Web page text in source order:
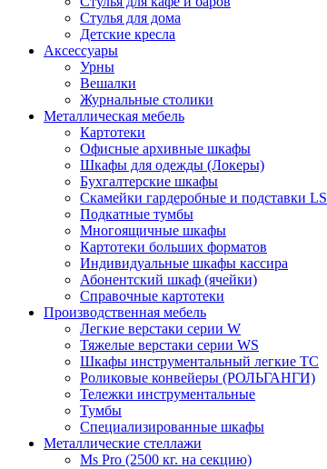
Стулья для дома
Детские кресла
Аксессуары
Урны
Вешалки
Журнальные столики
Металлическая мебель
Картотеки
Офисные архивные шкафы
Шкафы для одежды (Локеры)
Бухгалтерские шкафы
Скамейки гардеробные и подставки LS
Подкатные тумбы
Многоящичные шкафы
Картотеки больших форматов
Индивидуальные шкафы кассира
Абонентский шкаф (ячейки)
Справочные картотеки
Производственная мебель
Легкие верстаки серии W
Тяжелые верстаки серии WS
Шкафы инструментальный легкие ТС
Роликовые конвейеры (РОЛЬГАНГИ)
Тележки инструментальные
Тумбы
Специализированные шкафы
Металлические стеллажи
Ms Pro (2500 кг. на секцию)